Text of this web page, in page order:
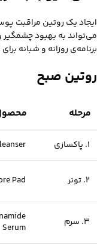
ایجاد یک روتین مراقبت
می‌تواند به بهبود
برنامه‌ی روزانه و شبانه
روتین صبح
مرحله
1. پاکسازی
2. تونر Pad
3. سرم
Serum